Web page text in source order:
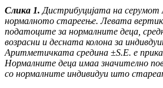
Слика 1. Дистрибуцијата на серумот
нормалното стареење. Левата верти
податоците за нормалните деца,
возрасни и десната колона за
Аритметичката средина ±S.E. е
Нормалните деца имаа значително по
со нормалните индивидуи што